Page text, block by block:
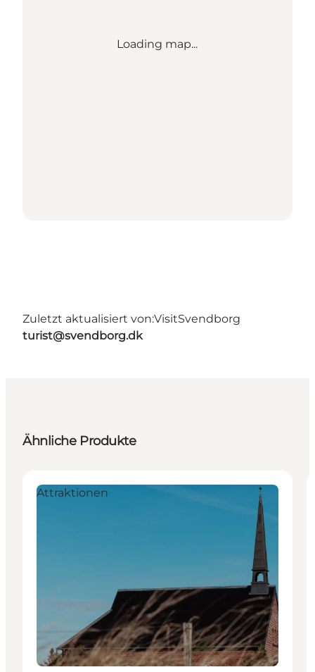
Loading map...
Zuletzt aktualisiert von:VisitSvendborg
turist@svendborg.dk
Ähnliche Produkte
Attraktionen